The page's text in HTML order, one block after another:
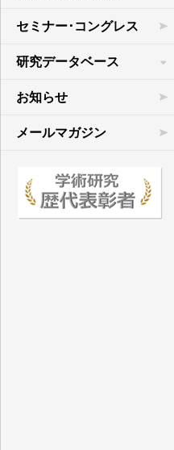
領域横断共同研究
セミナー･コングレス
研究データベース
学術連合の研究
先行研究など
お知らせ
メールマガジン